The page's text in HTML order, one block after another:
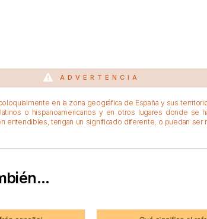
ADVERTENCIA
en la zona geográfica de España y sus
o hispanoamericanos y en otros lugares donde se
entendibles, tengan un significado diferente, o puedan ser